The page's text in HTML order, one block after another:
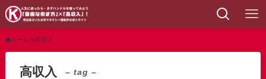
ホーム 高収入
高収入 – tag –